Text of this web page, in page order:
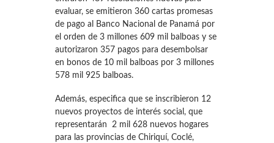
evaluar, se emitieron 360 cartas promesas
de pago al Banco Nacional de Panamá por
el orden de 3 millones 609 mil balboas y se
autorizaron 357 pagos para desembolsar
en bonos de 10 mil balboas por 3 millones
578 mil 925 balboas.
Además, especifica que se inscribieron 12
nuevos proyectos de interés social, que
representarán 2 mil 628 nuevos hogares
para las provincias de Chiriquí, Coclé,